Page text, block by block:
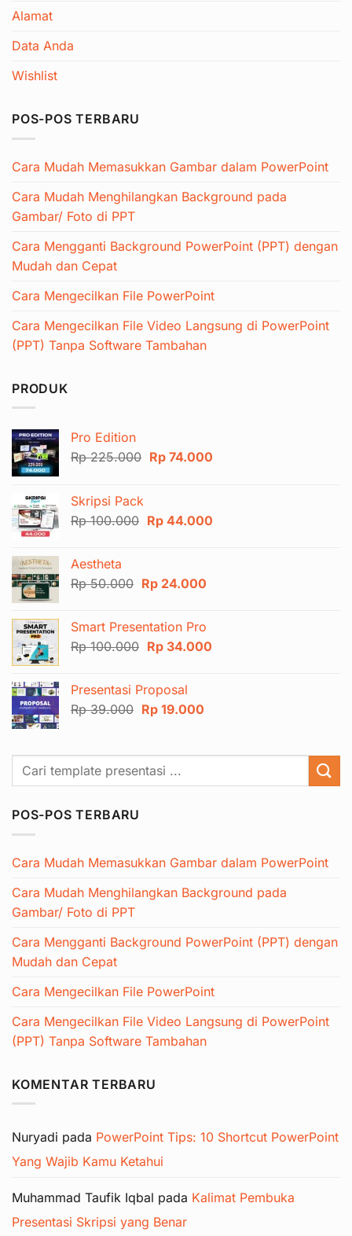
Alamat
Data Anda
Wishlist
POS-POS TERBARU
Cara Mudah Memasukkan Gambar dalam PowerPoint
Cara Mudah Menghilangkan Background pada
Gambar/ Foto di PPT
Cara Mengganti Background PowerPoint (PPT) dengan
Mudah dan Cepat
Cara Mengecilkan File PowerPoint
Cara Mengecilkan File Video Langsung di PowerPoint
(PPT) Tanpa Software Tambahan
PRODUK
Pro Edition
Rp225.000 Harga
Rp74.000Harga
Rp 74.000.
Skripsi Pack
Rp100.000 Harga
Rp44.000Harga
Aestheta
Rp50.000 Harga
Rp 50.000.
Rp24.000Harga
adalah:
Rp 24.000.
Smart Presentation Pro
Rp100.000 Harga
Rp 100.000.
Rp34.000Harga
Presentasi Proposal
Rp39.000 Harga
Rp 39.000.
Rp19.000Harga
adalah:
POS-POS TERBARU
Cara Mudah Memasukkan Gambar dalam PowerPoint
Cara Mudah Menghilangkan Background pada
Gambar/ Foto di PPT
Cara Mengganti Background PowerPoint (PPT) dengan
Mudah dan Cepat
Cara Mengecilkan File PowerPoint
Cara Mengecilkan File Video Langsung di PowerPoint
(PPT) Tanpa Software Tambahan
KOMENTAR TERBARU
Nuryadi pada PowerPoint Tips: 10 Shortcut PowerPoint
Yang Wajib Kamu Ketahui
Muhammad Taufik Iqbal pada Kalimat Pembuka
Presentasi Skripsi yang Benar